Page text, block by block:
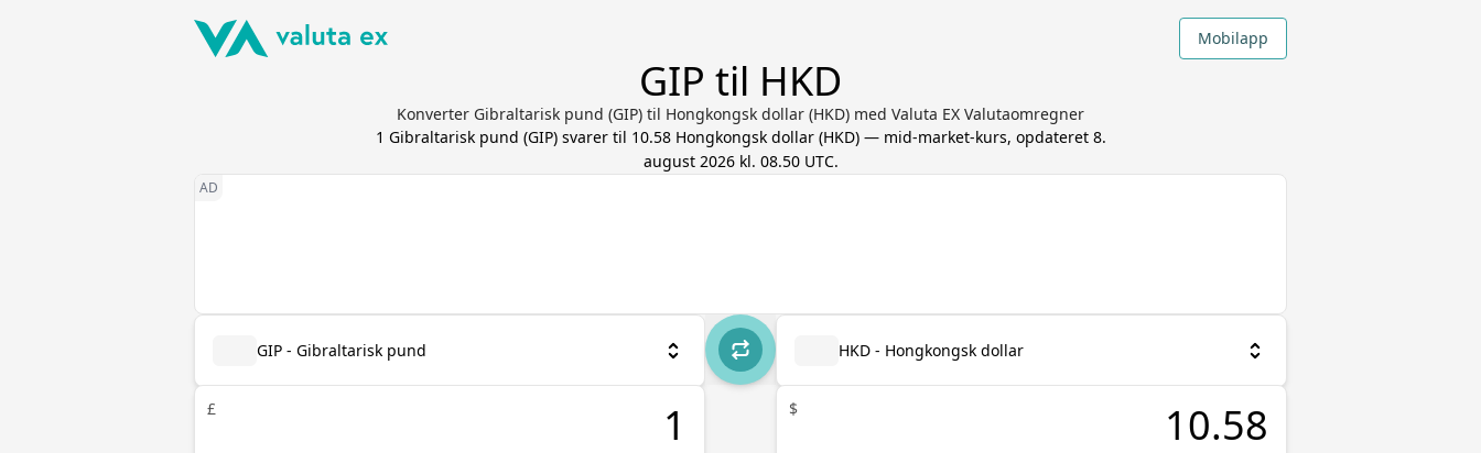
Mobilapp
GIP til HKD
Konverter Gibraltarisk pund (GIP) til Hongkongsk dollar (HKD) med Valuta EX Valutaomregner
1 Gibraltarisk pund (GIP) svarer til 10.58 Hongkongsk dollar(HKD) — mid-market-kurs, opdateret 8.
august 2026 kl. 08.50 UTC.
GIP - Gibraltarisk pund
£
HKD - Hongkongsk dollar
$